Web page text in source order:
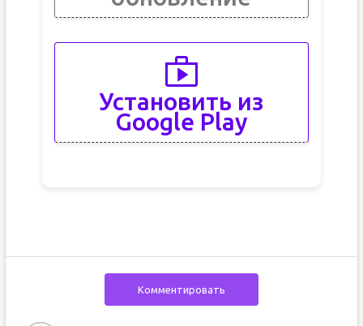
Установить из
Google Play
Комментировать